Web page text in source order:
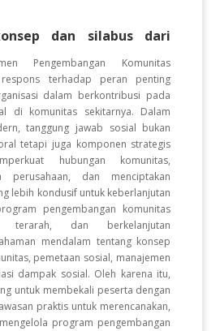
dan silabus dari
Pengembangan Komunitas
terhadap peran penting
dalam berkontribusi pada
di komunitas sekitarnya. Dalam
tanggung jawab sosial bukan
tetapi juga komponen strategis
hubungan komunitas,
perusahaan, dan menciptakan
lebih kondusif untuk keberlanjutan
pengembangan komunitas
terarah, dan berkelanjutan
mendalam tentang konsep
pemetaan sosial, manajemen
dampak sosial. Oleh karena itu,
untuk membekali peserta dengan
praktis untuk merencanakan,
program pengembangan